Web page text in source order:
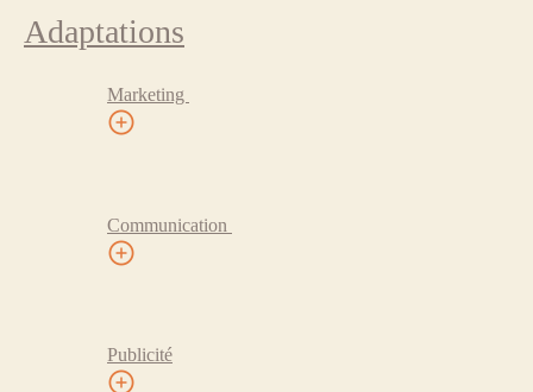
Adaptations
Marketing
Communication
Publicité